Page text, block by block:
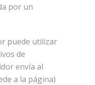
por un
puede utilizar
de
envía al
a la página)